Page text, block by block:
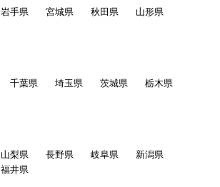
岩手県 宮城県 秋田県
山形県
千葉県 埼玉県 茨城県
栃木県
山梨県 長野県 岐阜県
新潟県
福井県